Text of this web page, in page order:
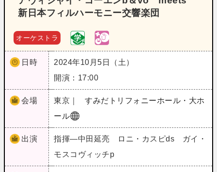
新日本フィルハーモニー交響楽団
オーケストラ
日時
2024年10月5日（土）
開演：17:00
会場 東京｜
すみだトリフォニーホール・大ホ
ール
出演
指揮―中田延亮 ロニ・カスピds ガイ・
モスコヴィッチp